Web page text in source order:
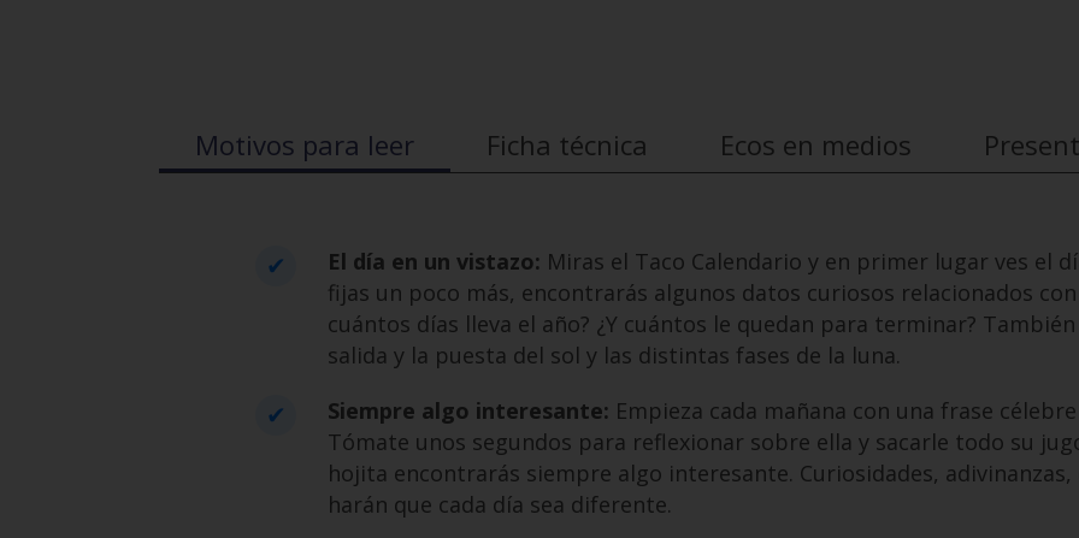
Motivos para leer Ficha técnica Ecos en medios
El día en un vistazo: Miras el Taco Calendario y en primer lugar ves el
fijas un poco más, encontrarás algunos datos curiosos relacionados con
cuántos días lleva el año? ¿Y cuántos le quedan para terminar?
salida y la puesta del sol y las distintas fases de la luna.
Siempre algo interesante: Empieza cada mañana con una frase
Tómate unos segundos para reflexionar sobre ella y sacarle todo su
hojita encontrarás siempre algo interesante. Curiosidades, adivinanzas,
harán que cada día sea diferente.